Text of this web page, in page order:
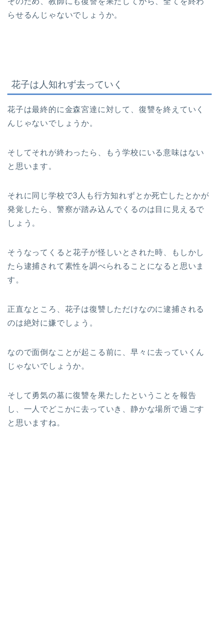
らせるんじゃないでしょうか。
花子は人知れず去っていく
花子は最終的に金森宮達に対して、復讐を終えていく
んじゃないでしょうか。
そしてそれが終わったら、もう学校にいる意味はない
と思います。
それに同じ学校で3人も行方知れずとか死亡したとかが
発覚したら、警察が踏み込んでくるのは目に見えるで
しょう。
そうなってくると花子が怪しいとされた時、もしかし
たら逮捕されて素性を調べられることになると思いま
す。
正直なところ、花子は復讐しただけなのに逮捕される
のは絶対に嫌でしょう。
なので面倒なことが起こる前に、早々に去っていくん
じゃないでしょうか。
そして勇気の墓に復讐を果たしたということを報告
し、一人でどこかに去っていき、静かな場所で過ごす
と思いますね。